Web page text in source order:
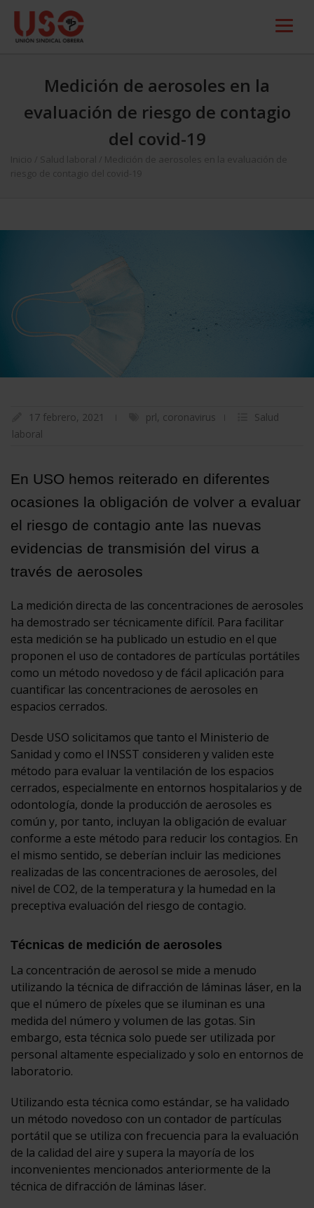
Medición de aerosoles en la
evaluación de riesgo de contagio
del covid-19
Inicio Salud laboral
Medición de aerosoles en la evaluación de
riesgo de contagio del covid-19
17 febrero, 2021 prl, coronavirus
Salud
laboral
En USO hemos reiterado en diferentes
ocasiones la obligación de volver a evaluar
el riesgo de contagio ante las nuevas
evidencias de transmisión del virus a
través de aerosoles
La medición directa de las concentraciones de aerosoles
ha demostrado ser técnicamente difícil. Para facilitar
esta medición se ha publicado un estudio en el que
proponen el uso de contadores de partículas portátiles
como un método novedoso y de fácil aplicación para
cuantificar las concentraciones de aerosoles en
espacios cerrados.
Desde USO solicitamos que tanto el Ministerio de
Sanidad y como el INSST consideren y validen este
método para evaluar la ventilación de los espacios
cerrados, especialmente en entornos hospitalarios y de
odontología, donde la producción de aerosoles es
común y, por tanto, incluyan la obligación de evaluar
conforme a este método para reducir los contagios. En
el mismo sentido, se deberían incluir las mediciones
realizadas de las concentraciones de aerosoles, del
nivel de CO2, de la temperatura y la humedad en la
preceptiva evaluación del riesgo de contagio.
Técnicas de medición de aerosoles
La concentración de aerosol se mide a menudo
utilizando la técnica de difracción de láminas láser, en la
que el número de píxeles que se iluminan es una
medida del número y volumen de las gotas. Sin
embargo, esta técnica solo puede ser utilizada por
personal altamente especializado y solo en entornos de
laboratorio.
Utilizando esta técnica como estándar, se ha validado
un método novedoso con un contador de partículas
portátil que se utiliza con frecuencia para la evaluación
de la calidad del aire y supera la mayoría de los
inconvenientes mencionados anteriormente de la
técnica de difracción de láminas láser.